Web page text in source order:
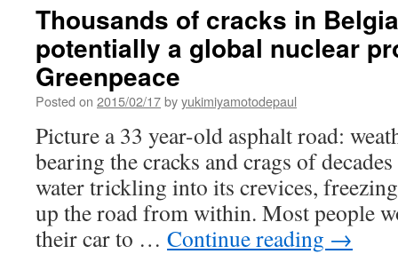
ま
わ
り
で）
「鼻
血
問
題」
へ
の
思
い
「美
Thousands of cracks in
potentially a global nuclear
Greenpeace
Posted on 2015/02/17byyukimiyamotodepaul
Picture a 33 year-old asphalt road:
bearing the cracks and crags of
water trickling into its crevices,
up the road from within. Most people
their car to … Continue reading →